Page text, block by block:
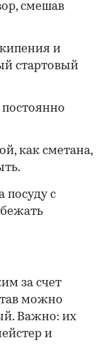
смешав
и
стартовый
как сметана,
посуду с
за счет
можно
Важно: их
и